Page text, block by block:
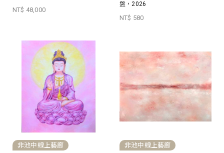
NT$ 48,000
盤，2026
NT$ 580
非池中線上藝廊 非池中線上藝廊